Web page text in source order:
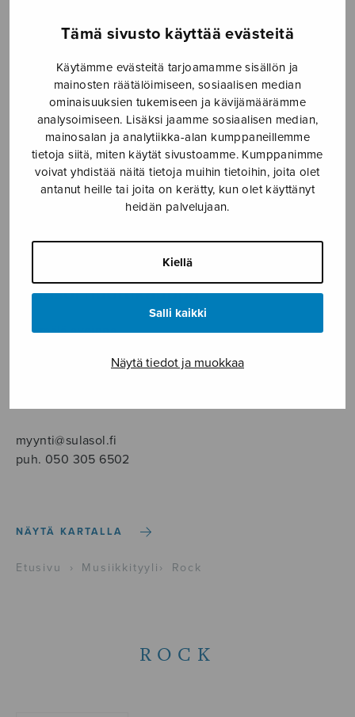
Tämä sivusto käyttää evästeitä
Käytämme evästeitä tarjoamamme sisällön ja
mainosten räätälöimiseen, sosiaalisen median
ominaisuuksien tukemiseen ja kävijämäärämme
analysoimiseen. Lisäksi jaamme sosiaalisen median,
mainosalan ja analytiikka-alan kumppaneillemme
tietoja siitä, miten käytät sivustoamme. Kumppanimme
voivat yhdistää näitä tietoja muihin tietoihin, joita olet
antanut heille tai joita on kerätty, kun olet käyttänyt
heidän palvelujaan.
Kiellä
Salli kaikki
Näytä tiedot ja muokkaa
SEKAKUORO
SOITINKOULUT JA OPPAAT
SOITINMUSIIKKI
YKSINLAULU
YLEINEN
Sulasol nuottikauppa
Myymälä avoinna
myynti@sulasol.fi
puh. 050 305 6502
NÄYTÄ KARTALLA
Etusivu › Musiikkityyli › Rock
ROCK